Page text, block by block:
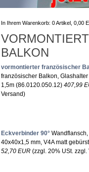
In Ihrem Warenkorb: 0Artikel, 0,00
BALKON
vormontierter französischer
französischer Balkon,
1,5m (86.0120.050.12) 407,99
Versand)
Eckverbinder 90°
40x40x1,5 mm, V4A matt
52,70 EUR (zzgl. 20% USt. zzgl.